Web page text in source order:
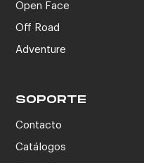
Open Face
Off Road
Adventure
SOPORTE
Contacto
Catálogos